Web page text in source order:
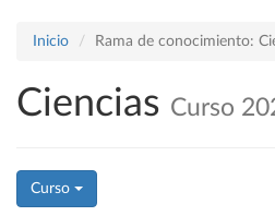
Inicio Rama de conocimiento:
Ciencias Curso
Curso